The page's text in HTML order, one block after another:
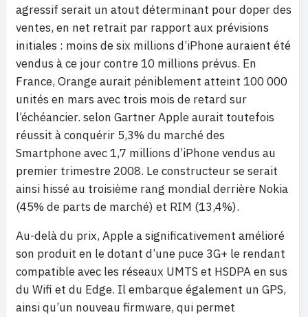
agressif serait un atout déterminant pour doper des
ventes, en net retrait par rapport aux prévisions
initiales : moins de six millions d’iPhone auraient été
vendus à ce jour contre 10 millions prévus. En
France, Orange aurait péniblement atteint 100 000
unités en mars avec trois mois de retard sur
l’échéancier. selon Gartner Apple aurait toutefois
réussit à conquérir 5,3% du marché des
Smartphone avec 1,7 millions d’iPhone vendus au
premier trimestre 2008. Le constructeur se serait
ainsi hissé au troisième rang mondial derrière Nokia
(45% de parts de marché) et RIM (13,4%).
Au-delà du prix, Apple a significativement amélioré
son produit en le dotant d’une puce 3G+ le rendant
compatible avec les réseaux UMTS et HSDPA en sus
du Wifi et du Edge. Il embarque également un GPS,
ainsi qu’un nouveau firmware, qui permet